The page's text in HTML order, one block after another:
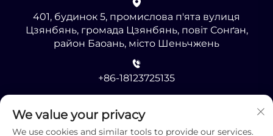
401, будинок 5, промислова п'ята вулиця
Цзянбянь, громада Цзянбянь, повіт Сонґан,
район Баоань, місто Шеньчжень
+86-18123725135
[email protected]
We value your privacy
We use cookies and similar tools to provide our services.